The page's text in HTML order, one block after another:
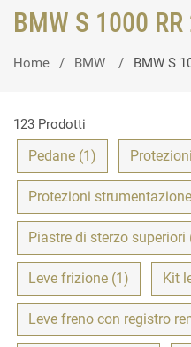
BMW S 1000
Home BMW BMW S
123 Prodotti
Pedane (1)
Protezioni
Piastre di sterzo superiori
Leve frizione (1) Kit
Leve freno con registro